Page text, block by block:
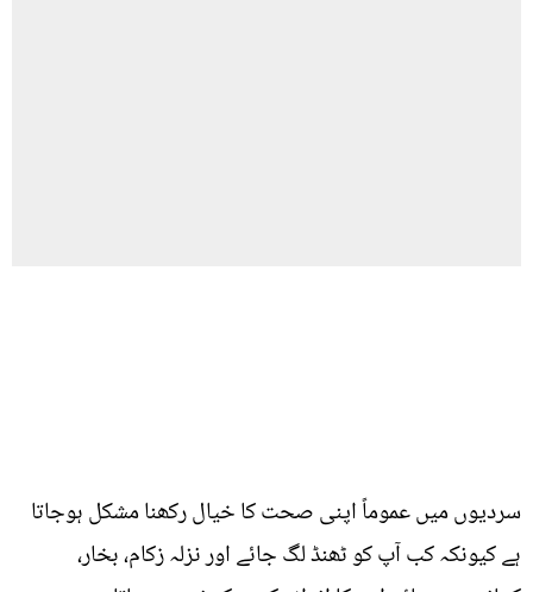
سردیوں میں عموماً اپنی صحت کا خیال رکھنا مشکل ہوجاتا
ہے کیونکہ کب آپ کو ٹھنڈ لگ جائے اور نزلہ زکام، بخار،